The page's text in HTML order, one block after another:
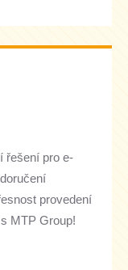
řešení pro e-
provedení
MTP Group!